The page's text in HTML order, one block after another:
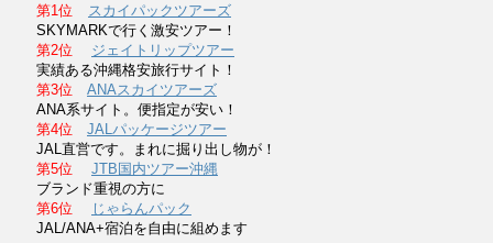
第1位
スカイパックツアーズ
SKYMARKで行く激安ツアー！
第2位
ジェイトリップツアー
実績ある沖縄格安旅行サイト！
第3位
ANAスカイツアーズ
ANA系サイト。便指定が安い！
第4位
JALパッケージツアー
JAL直営です。まれに掘り出し物が！
第5位
JTB国内ツアー沖縄
ブランド重視の方に
第6位
じゃらんパック
JAL/ANA+宿泊を自由に組めます